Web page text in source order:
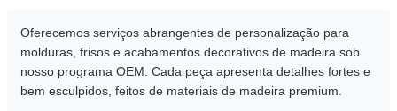
Oferecemos serviços abrangentes de personalização para
molduras, frisos e acabamentos decorativos de madeira sob
nosso programa OEM. Cada peça apresenta detalhes fortes e
bem esculpidos, feitos de materiais de madeira premium.